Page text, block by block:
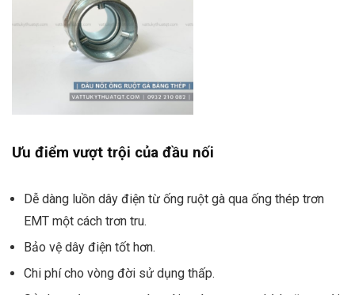
Ưu điểm vượt trội của đầu nối
Dễ dàng luồn dây điện từ ống ruột gà qua ống thép trơn
EMT một cách trơn tru.
Bảo vệ dây điện tốt hơn.
Chi phí cho vòng đời sử dụng thấp.